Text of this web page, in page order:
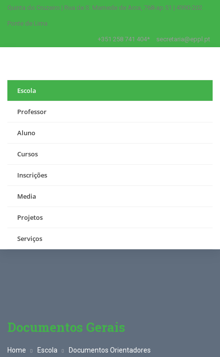
Quinta do Cruzeiro | Rua de S. Mamede de Arca, 768-ap 51 | 4990-202
Ponte de Lima
+351 258 741 404* secretaria@eppl.pt
Escola
Professor
Aluno
Cursos
Inscrições
Media
Projetos
Serviços
Documentos Gerais
Home Escola
Documentos Orientadores